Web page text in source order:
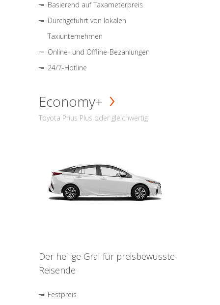
Basierend auf Taxameterpreis
Durchgeführt von lokalen
Taxiunternehmen
Online- und Offline-Bezahlungen
24/7-Hotline
Economy+
Toyota Prius Plus oder gleichwertig
Der heilige Gral für preisbewusste
Reisende
Festpreis